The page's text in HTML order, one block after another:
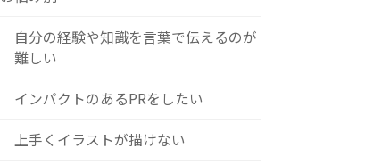
自分の経験や知識を言葉で伝えるのが
難しい
インパクトのあるPRをしたい
上手くイラストが描けない